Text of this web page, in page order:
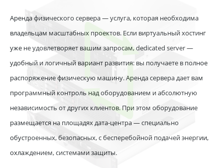
Аренда физического сервера — услуга, которая необходима
владельцам масштабных проектов. Если виртуальный хостинг
уже не удовлетворяет вашим запросам, dedicated server —
удобный и логичный вариант развития: вы получаете в полное
распоряжение физическую машину. Аренда сервера дает вам
программный контроль над оборудованием и абсолютную
независимость от других клиентов. При этом оборудование
размещается на площадях дата-центра — специально
обустроенных, безопасных, с бесперебойной подачей энергии,
охлаждением, системами защиты.